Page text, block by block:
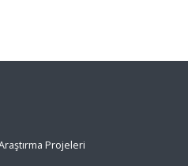
Projeleri